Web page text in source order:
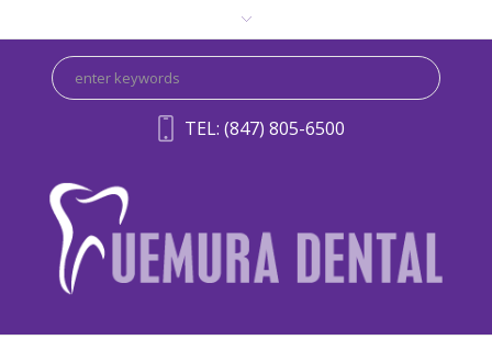
TEL: (847) 805-6500